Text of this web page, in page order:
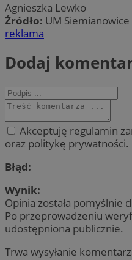
Agnieszka Lewko
Źródło: UM Siemianowice
reklama
Dodaj
Akceptuję regulamin
oraz politykę prywatności.
Błąd:
Wynik:
Opinia została pomyślnie
Po przeprowadzeniu
udostępniona publicznie.
Trwa wysyłanie